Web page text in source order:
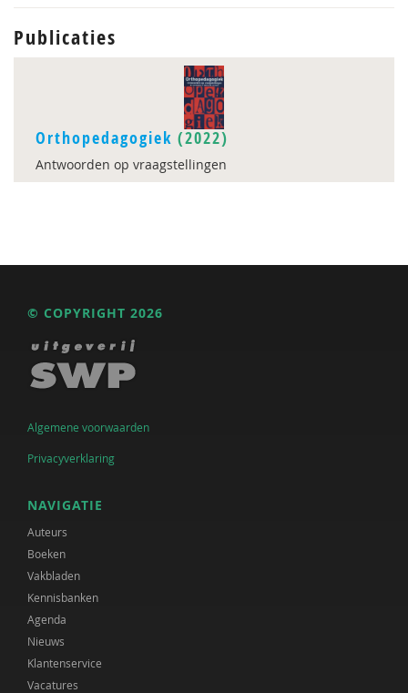
Publicaties
Orthopedagogiek (2022)
Antwoorden op vraagstellingen
© COPYRIGHT 2026
Algemene voorwaarden
Privacyverklaring
NAVIGATIE
Auteurs
Boeken
Vakbladen
Kennisbanken
Agenda
Nieuws
Klantenservice
Vacatures